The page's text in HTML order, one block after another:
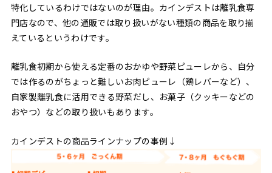
特化しているわけではないのが理由。カインデストは離乳食専
門店なので、他の通販では取り扱いがない種類の商品を取り揃
えているというわけです。
離乳食初期から使える定番のおかゆや野菜ピューレから、自分
では作るのがちょっと難しいお肉ピューレ（鶏レバーなど）、
自家製離乳食に活用できる野菜だし、お菓子（クッキーなどの
おやつ）などの取り扱いもあります。
カインデストの商品ラインナップの事例↓